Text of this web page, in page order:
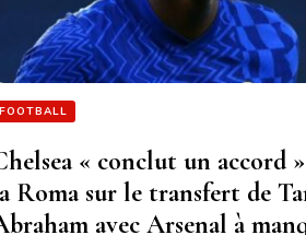
FOOTBALL
« conclut un accord
Roma sur le transfert de
avec Arsenal à